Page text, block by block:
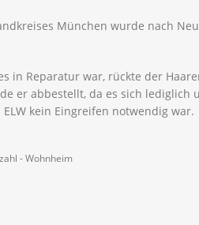
München wurde nach
in Reparatur war, rückte der
er abbestellt, da es sich lediglich
kein Eingreifen notwendig war.
- Wohnheim